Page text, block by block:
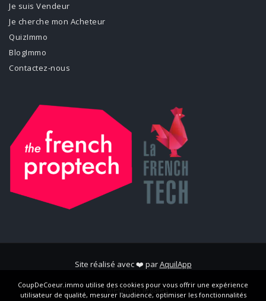
CoupDeCoeur.immo utilise des cookies pour vous offrir une expérience
utilisateur de qualité, mesurer l'audience, optimiser les fonctionnalités
Je suis Vendeur
Je cherche mon Acheteur
QuizImmo
BlogImmo
Contactez-nous
Site réalisé avec ❤️ parAquilApp
Mentions légales